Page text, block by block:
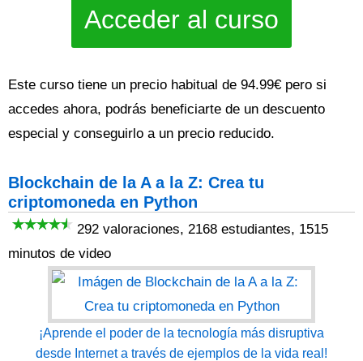
Acceder al curso
Este curso tiene un precio habitual de 94.99€ pero si
accedes ahora, podrás beneficiarte de un descuento
especial y conseguirlo a un precio reducido.
Blockchain de la A a la Z: Crea tu
criptomoneda en Python
292 valoraciones, 2168 estudiantes, 1515
minutos de video
¡Aprende el poder de la tecnología más disruptiva
desde Internet a través de ejemplos de la vida real!